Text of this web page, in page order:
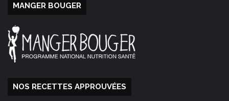
MANGER BOUGER
NOS RECETTES APPROUVÉES